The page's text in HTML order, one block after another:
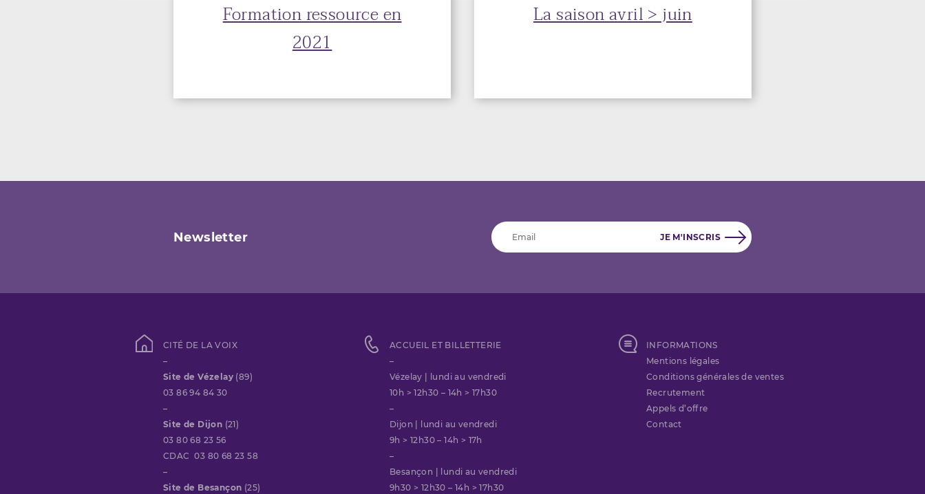
Formation ressource en
2021
La saison avril > juin
Newsletter
CITÉ DE LA VOIX
–
Site de Vézelay (89)
03 86 94 84 30
–
Site de Dijon (21)
03 80 68 23 56
CDAC 03 80 68 23 58
–
Site de Besançon (25)
ACCUEIL ET BILLETTERIE
–
Vézelay | lundi au vendredi
10h > 12h30 – 14h > 17h30
–
Dijon | lundi au vendredi
9h > 12h30 – 14h > 17h
–
Besançon | lundi au vendredi
9h30 > 12h30 – 14h > 17h30
INFORMATIONS
Mentions légales
Conditions générales de ventes
Recrutement
Appels d’offre
Contact